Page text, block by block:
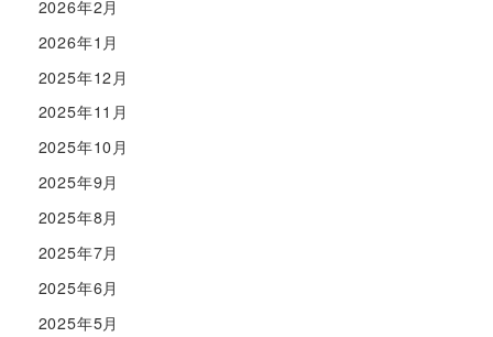
2026年2月
2026年1月
2025年12月
2025年11月
2025年10月
2025年9月
2025年8月
2025年7月
2025年6月
2025年5月